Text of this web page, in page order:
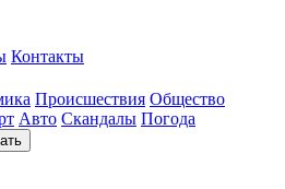
Контакты
Происшествия Общество
Авто Скандалы Погода